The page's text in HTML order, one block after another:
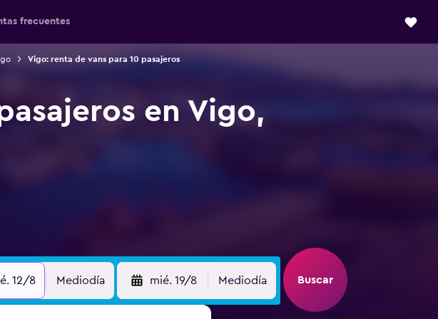
frecuentes
Vigo: renta de vans para 10 pasajeros
en Vigo,
12/8 Mediodía mié. 19/8 Mediodía Buscar